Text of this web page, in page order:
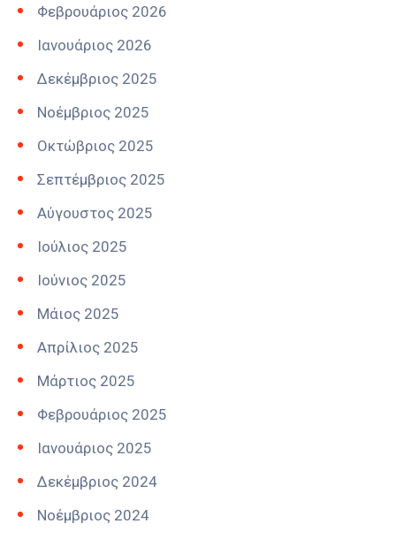
Φεβρουάριος 2026
Ιανουάριος 2026
Δεκέμβριος 2025
Νοέμβριος 2025
Οκτώβριος 2025
Σεπτέμβριος 2025
Αύγουστος 2025
Ιούλιος 2025
Ιούνιος 2025
Μάιος 2025
Απρίλιος 2025
Μάρτιος 2025
Φεβρουάριος 2025
Ιανουάριος 2025
Δεκέμβριος 2024
Νοέμβριος 2024